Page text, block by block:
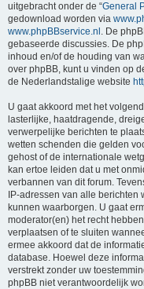
uitgebracht onder de “General
gedownload worden via
www.phpBBservice.nl . De
gebaseerde discussies. De
inhoud en/of de houding van
over phpBB, kunt u vinden op
de Nederlandstalige website
U gaat akkoord met het
lasterlijke, haatdragende,
verwerpelijke berichten te
wetten schenden die gelden
gehost of de internationale
kan ertoe leiden dat u met
verbannen van dit forum.
IP-adressen van alle
kunnen waarborgen. U gaat
moderator(en) het recht
verplaatsen of te sluiten
ermee akkoord dat de
database. Hoewel deze
verstrekt zonder uw
phpBB niet verantwoordelijk